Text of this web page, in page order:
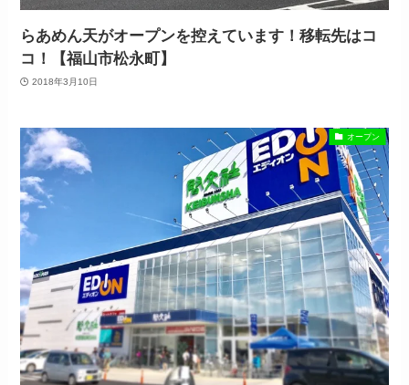
らあめん天がオープンを控えています！移転先はコ
コ！【福山市松永町】
2018年3月10日
オープン